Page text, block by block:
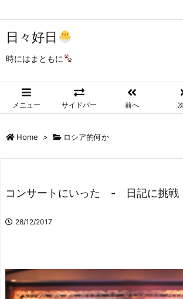
日々好日
時にはまともに
メニュー サイドバー 前へ
Home > ロシア的何か
コンサートにいった - 日記に挑戦
28/12/2017